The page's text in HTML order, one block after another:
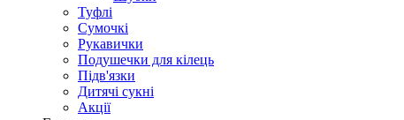
Туфлі
Сумочкі
Рукавички
Подушечки для кілець
Підв'язки
Дитячі сукні
Акції